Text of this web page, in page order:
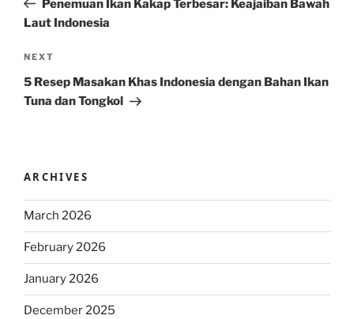
Penemuan Ikan Kakap Terbesar: Keajaiban Bawah
Laut Indonesia
Next
Post
NEXT
5 Resep Masakan Khas Indonesia dengan Bahan Ikan
Tuna dan Tongkol
ARCHIVES
March 2026
February 2026
January 2026
December 2025